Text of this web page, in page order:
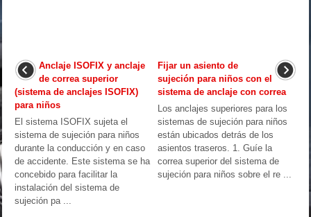
Anclaje ISOFIX y anclaje
de correa superior
(sistema de anclajes ISOFIX)
para niños
El sistema ISOFIX sujeta el
sistema de sujeción para niños
durante la conducción y en caso
de accidente. Este sistema se ha
concebido para facilitar la
instalación del sistema de
sujeción pa ...
Fijar un asiento de
sujeción para niños con el
sistema de anclaje con correa
Los anclajes superiores para los
sistemas de sujeción para niños
están ubicados detrás de los
asientos traseros. 1. Guíe la
correa superior del sistema de
sujeción para niños sobre el re ...